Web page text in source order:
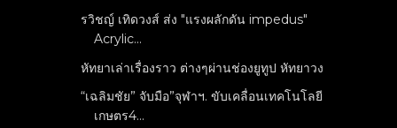
รวิชญ์ เทิดวงส์ ส่ง​ "แรงผลักดัน​ impedus"
Acrylic...
หัทยาเล่าเรื่องราว ต่างๆผ่านช่องยูทูป หัทยาวง
“เฉลิมชัย” จับมือ”จุฬาฯ. ขับเคลื่อนเทคโนโลยี
เกษตร4...